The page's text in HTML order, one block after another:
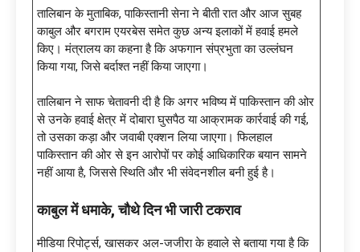
तालिबान के मुताबिक, पाकिस्तानी सेना ने बीती रात और आज सुबह
काबुल और बगराम एयरबेस समेत कुछ अन्य इलाकों में हवाई हमले
किए। मंत्रालय का कहना है कि अफगान संप्रभुता का उल्लंघन
किया गया, जिसे बर्दाश्त नहीं किया जाएगा।
तालिबान ने साफ चेतावनी दी है कि अगर भविष्य में पाकिस्तान की ओर
से उनके हवाई क्षेत्र में दोबारा घुसपैठ या आक्रामक कार्रवाई की गई,
तो उसका कड़ा और जवाबी एक्शन लिया जाएगा। फिलहाल
पाकिस्तान की ओर से इन आरोपों पर कोई आधिकारिक बयान सामने
नहीं आया है, जिससे स्थिति और भी संवेदनशील बनी हुई है।
काबुल में धमाके, चौथे दिन भी जारी टकराव
मीडिया रिपोर्ट्स, खासकर अल-जजीरा के हवाले से बताया गया है कि